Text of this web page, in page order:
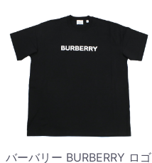
バーバリー BURBERRY ロゴ